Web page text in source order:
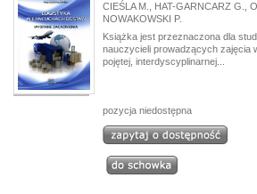
CIEŚLA M.
HAT-GARNCARZ G.
NOWAKOWSKI P.
Książka jest przeznaczona dla
nauczycieli prowadzących zajęcia
pojętej, interdyscyplinarnej...
pozycja niedostępna